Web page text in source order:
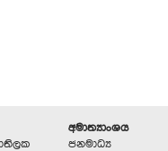
අමාත්‍යාංශය
ජනමාධ්‍ය